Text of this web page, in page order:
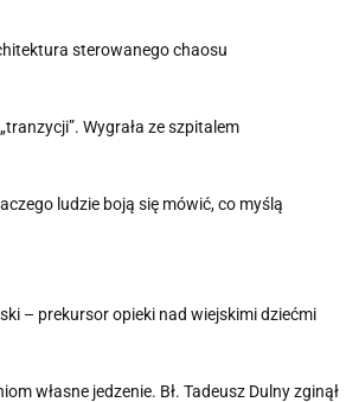
sterowanego chaosu
Wygrała ze szpitalem
ludzie boją się mówić, co myślą
– prekursor opieki nad wiejskimi dziećmi
własne jedzenie. Bł. Tadeusz Dulny zginął